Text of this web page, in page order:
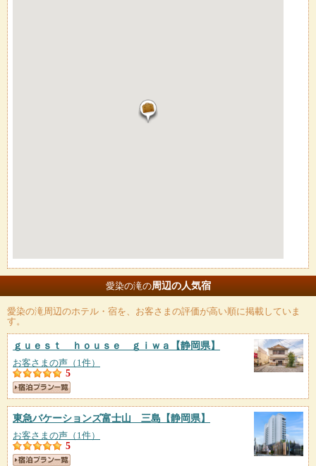
愛染の滝の周辺の人気宿
愛染の滝周辺のホテル・宿を、お客さまの評価が高い順に掲載していま
す。
ｇｕｅｓｔ ｈｏｕｓｅ ｇｉｗａ 【静岡県】
お客さまの声（1件）
5
東急バケーションズ富士山 三島 【静岡県】
お客さまの声（1件）
5